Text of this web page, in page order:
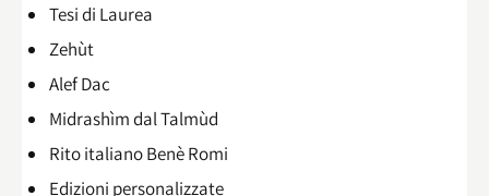
Tesi di Laurea
Zehùt
Alef Dac
Midrashìm dal Talmùd
Rito italiano Benè Romi​
Edizioni personalizzate